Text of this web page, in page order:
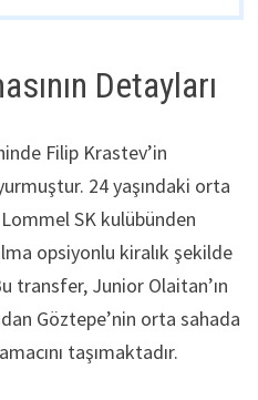
Detayları
Filip Krastev’in
24 yaşındaki orta
SK kulübünden
opsiyonlu kiralık şekilde
transfer, Junior Olaitan’ın
Göztepe’nin orta sahada
taşımaktadır.